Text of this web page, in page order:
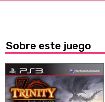
Sobre este juego